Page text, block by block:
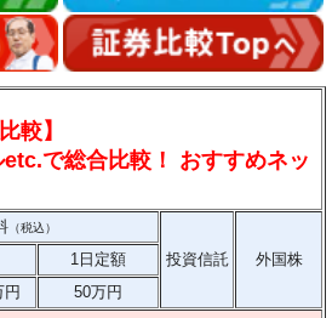
較】
で総合比較！ おすすめネッ
（税込）
投資信託 外国株
1日定額
円 50万円